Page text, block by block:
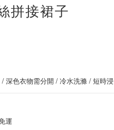
拼接裙子
深色衣物需分開 / 冷水洗滌 / 短時浸
運